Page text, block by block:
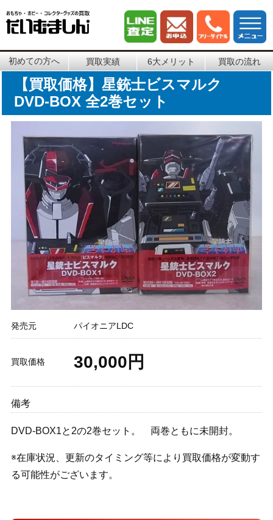
初めての方へ 買取実績 6大メリット 買取の流れ
【買取価格】星銃士ビスマルク
DVD-BOX 全2巻セット
発売元 パイオニアLDC
買取価格 30,000円
備考
DVD-BOX1と2の2巻セット。 両巻ともに未開封。
※在庫状況、更新のタイミング等により買取価格が変動す
る可能性がございます。